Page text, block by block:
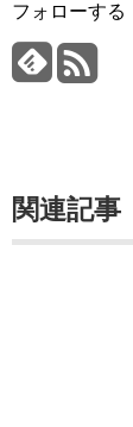
フォローする
関連記事